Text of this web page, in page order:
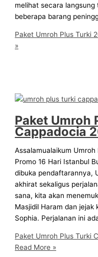
melihat secara langsung
beberapa barang
Paket Umroh Plus Turki
»
Paket Umroh
Cappadocia
Assalamualaikum
Promo 16 Hari Istanbul
dibuka pendaftarannya,
akhirat sekaligus
sana, kita akan
Masjidil Haram dan jejak
Sophia. Perjalanan ini
Paket Umroh Plus Turki
Read More »